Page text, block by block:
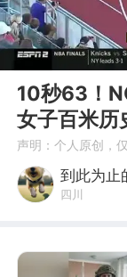
00:00
10秒63！
女子百米历
声明：个人原创，
到此为止
四川